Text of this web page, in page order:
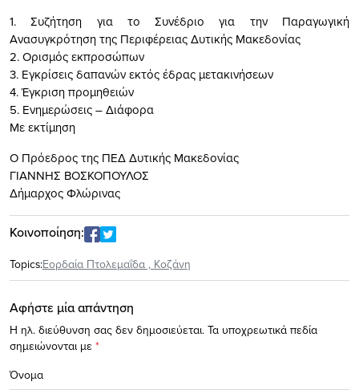
1. Συζήτηση για το Συνέδριο για την Παραγωγική
Ανασυγκρότηση της Περιφέρειας Δυτικής Μακεδονίας
2. Ορισμός εκπροσώπων
3. Εγκρίσεις δαπανών εκτός έδρας μετακινήσεων
4. Έγκριση προμηθειών
5. Ενημερώσεις – Διάφορα
Με εκτίμηση
Ο Πρόεδρος της ΠΕΔ Δυτικής Μακεδονίας
ΓΙΑΝΝΗΣ ΒΟΣΚΟΠΟΥΛΟΣ
Δήμαρχος Φλώρινας
Κοινοποίηση:
Topics:Εορδαία Πτολεμαΐδα , Κοζάνη
Αφήστε μία απάντηση
Η ηλ. διεύθυνση σας δεν δημοσιεύεται. Τα υποχρεωτικά πεδία
σημειώνονται με *
Όνομα